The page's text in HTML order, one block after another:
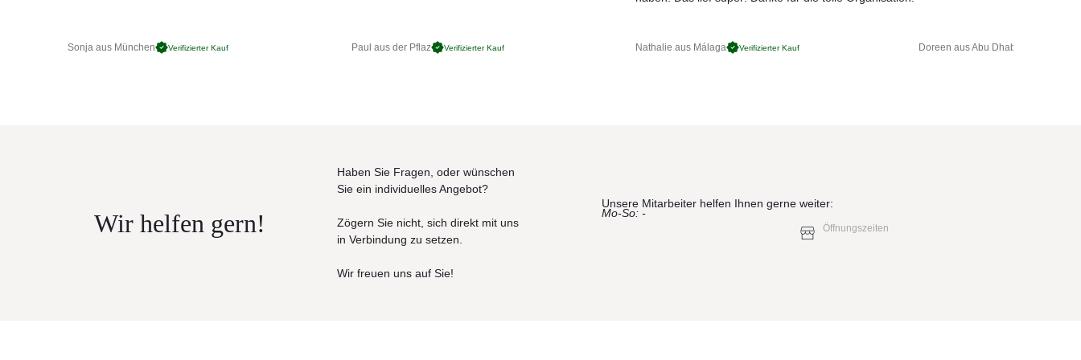
Sonja aus München Verifizierter Kauf Paul aus der Pflaz Verifizierter Kauf Nathalie aus Málaga Verifizierter Kauf Doreen aus Abu Dhabi
Wir helfen gern!
Haben Sie Fragen, oder wünschen
Sie ein individuelles Angebot?
Zögern Sie nicht, sich direkt mit uns
in Verbindung zu setzen.
Wir freuen uns auf Sie!
Unsere Mitarbeiter helfen Ihnen gerne weiter:
Mo-So: -
Öffnungszeiten